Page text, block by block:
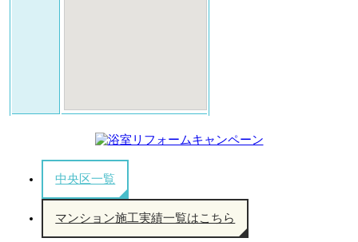
中央区一覧
マンション施工実績一覧はこちら